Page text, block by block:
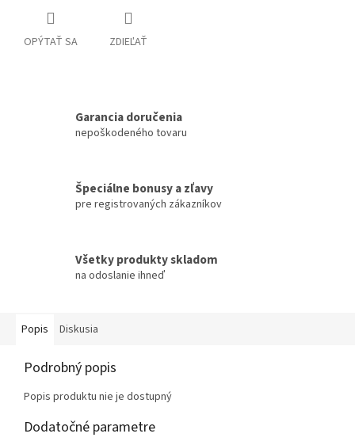
OPÝTAŤ SA ZDIEĽAŤ
Garancia doručenia
nepoškodeného tovaru
Špeciálne bonusy a zľavy
pre registrovaných zákazníkov
Všetky produkty skladom
na odoslanie ihneď
Popis Diskusia
Podrobný popis
Popis produktu nie je dostupný
Dodatočné parametre